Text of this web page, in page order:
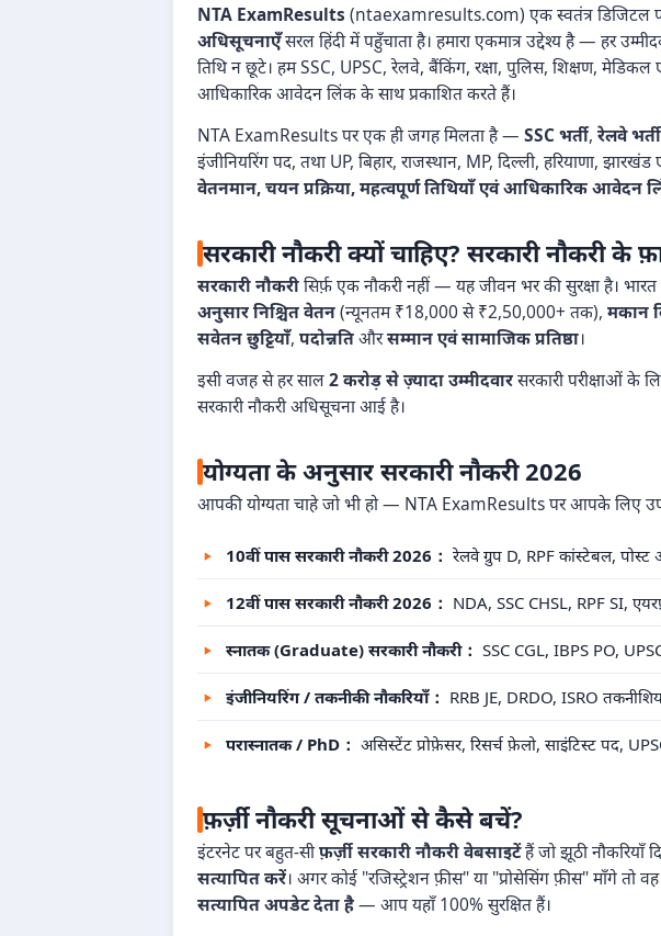
NTA ExamResults (ntaexamresults.com) एक स्वतंत्र डिजिटल
अधिसूचनाएँसरल हिंदी में पहुँचाता है। हमारा एकमात्र उद्देश्य है — हर
तिथि न छूटे। हम SSC, UPSC, रेलवे, बैंकिंग, रक्षा, पुलिस, शिक्षण,
आधिकारिक आवेदन लिंक के साथ प्रकाशित करते हैं।
NTA ExamResults पर एक ही जगह मिलता है — SSC भर्ती, रेलवे भर्ती
इंजीनियरिंग पद, तथा UP, बिहार, राजस्थान, MP, दिल्ली, हरियाणा,
वेतनमान, चयन प्रक्रिया, महत्वपूर्ण तिथियाँ एवं आधिकारिक आवेदन
सरकारी नौकरी क्यों चाहिए? सरकारी नौकरी के
सरकारी नौकरीसिर्फ़ एक नौकरी नहीं — यह जीवन भर की सुरक्षा है।
अनुसार निश्चित वेतन(न्यूनतम ₹18,000 से ₹2,50,000+ तक), मकान
सवेतन छुट्टियाँ, पदोन्नतिऔरसम्मान एवं सामाजिक प्रतिष्ठा।
इसी वजह से हर साल2 करोड़ से ज़्यादा उम्मीदवारसरकारी परीक्षाओं
सरकारी नौकरी अधिसूचना आई है।
योग्यता के अनुसार सरकारी नौकरी 2026
आपकी योग्यता चाहे जो भी हो — NTA ExamResults पर आपके लिए
10वीं पास सरकारी नौकरी 2026： रेलवे ग्रुप D, RPF कांस्टेबल,
12वीं पास सरकारी नौकरी 2026： NDA, SSC CHSL, RPF SI,
स्नातक (Graduate) सरकारी नौकरी： SSC CGL, IBPS PO,
इंजीनियरिंग / तकनीकी नौकरियाँ： RRB JE, DRDO, ISRO
परास्नातक / PhD： असिस्टेंट प्रोफ़ेसर, रिसर्च फ़ेलो, साइंटिस्ट पद,
फ़र्ज़ी नौकरी सूचनाओं से कैसे बचें?
इंटरनेट पर बहुत-सीफ़र्ज़ी सरकारी नौकरी वेबसाइटेंहैं जो झूठी नौकरियाँ
सत्यापित करें। अगर कोई "रजिस्ट्रेशन फ़ीस" या "प्रोसेसिंग फ़ीस" माँगे तो
सत्यापित अपडेट देता है— आप यहाँ 100% सुरक्षित हैं।